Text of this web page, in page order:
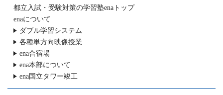
都立入試・受験対策の学習塾enaトップ
enaについて
ダブル学習システム
各種単方向映像授業
ena合宿場
ena本部について
ena国立タワー竣工